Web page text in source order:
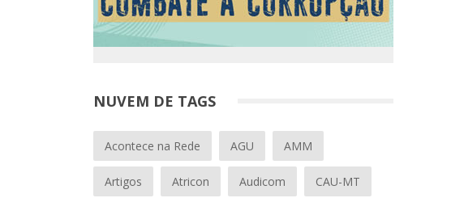
NUVEM DE TAGS
Acontece na Rede AGU AMM
Artigos Atricon Audicom CAU-MT